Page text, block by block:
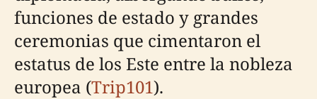
funciones de estado y grandes
ceremonias que cimentaron el
estatus de los Este entre la nobleza
europea (Trip101).